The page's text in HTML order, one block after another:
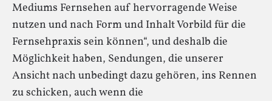
Mediums Fernsehen auf hervorragende Weise
nutzen und nach Form und Inhalt Vorbild für die
Fernsehpraxis sein können“, und deshalb die
Möglichkeit haben, Sendungen, die unserer
Ansicht nach unbedingt dazu gehören, ins Rennen
zu schicken, auch wenn die